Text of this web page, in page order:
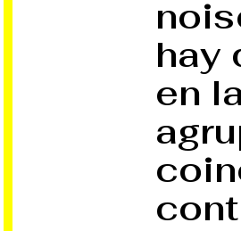
hay
en